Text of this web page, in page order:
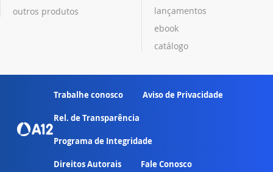
outros produtos
lançamentos
ebook
catálogo
Trabalhe conosco Aviso de Privacidade
Rel. de Transparência
Programa de Integridade
Direitos Autorais Fale Conosco